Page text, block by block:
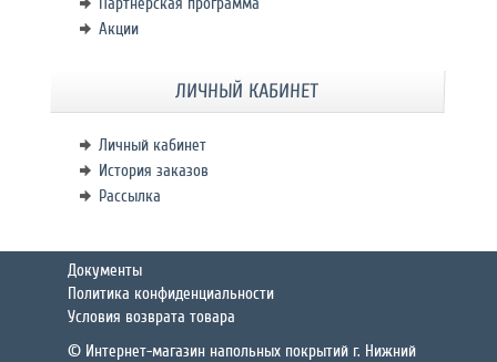
Акции
ЛИЧНЫЙ КАБИНЕТ
Личный кабинет
История заказов
Рассылка
Документы
Политика конфиденциальности
Условия возврата товара
© Интернет-магазин напольных покрытий г. Нижний